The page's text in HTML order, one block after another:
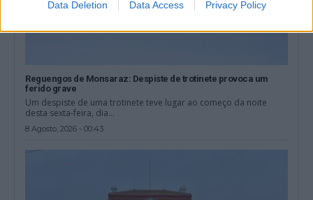
Data Deletion Data Access Privacy Policy
Reguengos de Monsaraz: Despiste de trotinete provoca um
ferido grave
Um despiste de uma trotinete teve lugar ao começo da noite
desta sexta-feira, dia...
8 Agosto, 2026 - 00:43